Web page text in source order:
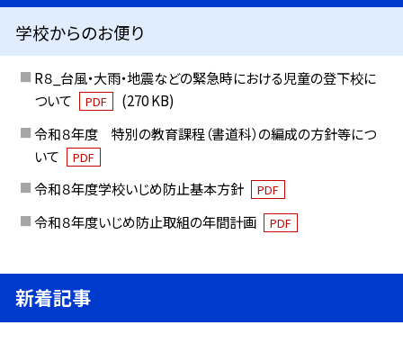
学校からのお便り
R８_台風・大雨・地震などの緊急時における児童の登下校に
ついて
PDF
(270 KB)
令和８年度 特別の教育課程（書道科）の編成の方針等につ
いて
PDF
令和８年度学校いじめ防止基本方針 PDF
令和８年度いじめ防止取組の年間計画 PDF
新着記事